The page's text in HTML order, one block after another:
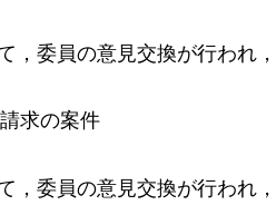
，委員の意見交換が行われ
求の案件
，委員の意見交換が行われ